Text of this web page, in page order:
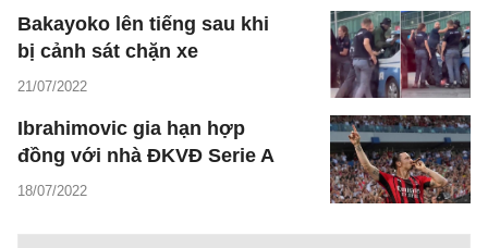
Bakayoko lên tiếng sau khi
bị cảnh sát chặn xe
21/07/2022
Ibrahimovic gia hạn hợp
đồng với nhà ĐKVĐ Serie A
18/07/2022